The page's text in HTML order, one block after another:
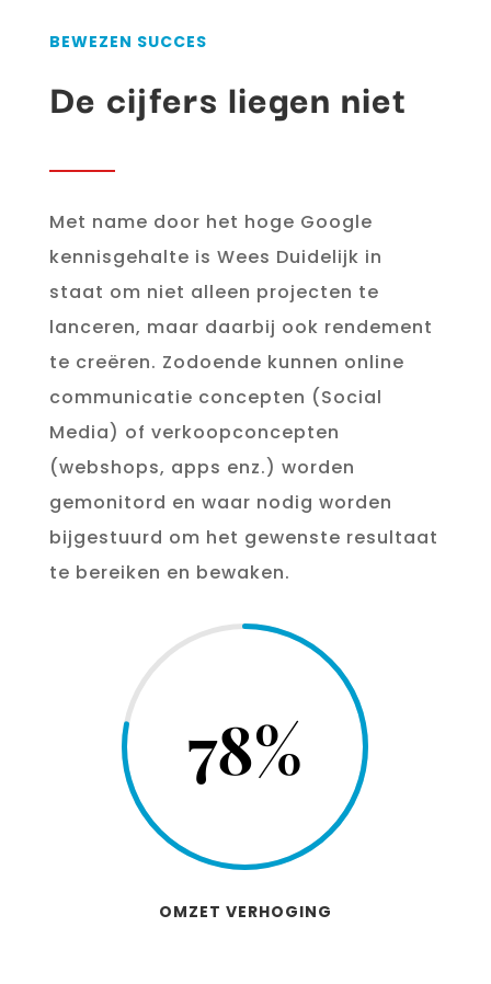
BEWEZEN SUCCES
De cijfers liegen niet
Met name door het hoge Google
kennisgehalte is Wees Duidelijk in
staat om niet alleen projecten te
lanceren, maar daarbij ook rendement
te creëren. Zodoende kunnen online
communicatie concepten (Social
Media) of verkoopconcepten
(webshops, apps enz.) worden
gemonitord en waar nodig worden
bijgestuurd om het gewenste resultaat
te bereiken en bewaken.
78%
OMZET VERHOGING